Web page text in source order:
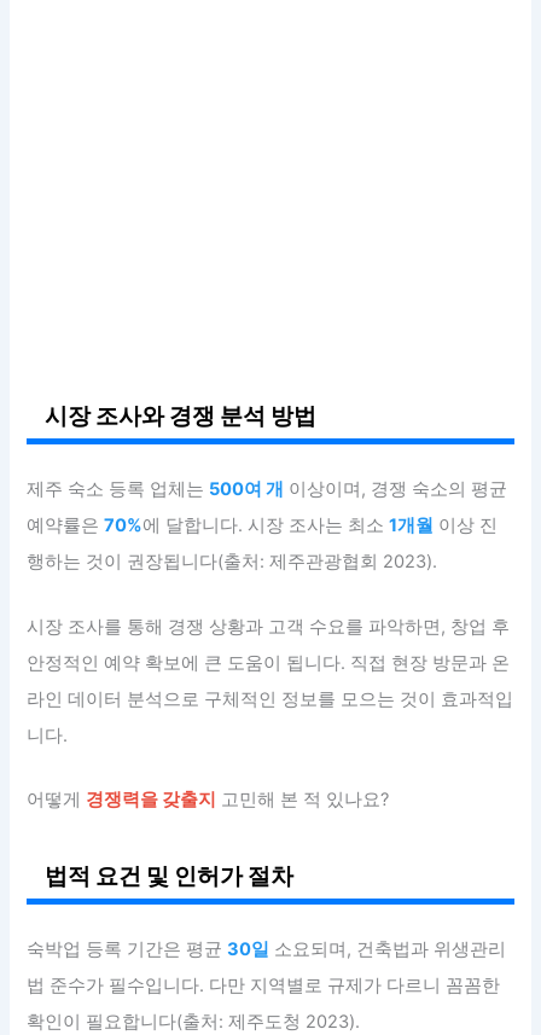
시장 조사와 경쟁 분석 방법
제주 숙소 등록 업체는 500여 개 이상이며, 경쟁 숙소의 평균
예약률은70%에 달합니다. 시장 조사는 최소1개월 이상 진
행하는 것이 권장됩니다(출처: 제주관광협회 2023).
시장 조사를 통해 경쟁 상황과 고객 수요를 파악하면, 창업 후
안정적인 예약 확보에 큰 도움이 됩니다. 직접 현장 방문과 온
라인 데이터 분석으로 구체적인 정보를 모으는 것이 효과적입
니다.
어떻게 경쟁력을 갖출지 고민해 본 적 있나요?
법적 요건 및 인허가 절차
숙박업 등록 기간은 평균30일 소요되며, 건축법과 위생관리
법 준수가 필수입니다. 다만 지역별로 규제가 다르니 꼼꼼한
확인이 필요합니다(출처: 제주도청 2023).